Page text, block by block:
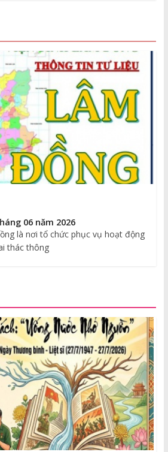
06 năm 2026
là nơi tổ chức phục vụ hoạt động
thác thông